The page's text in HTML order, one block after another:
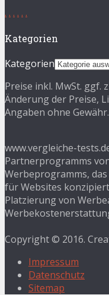
. . . . . .
Kategorien
Kategorien
Preise inkl. MwSt. ggf.
Änderung der Preise,
Angaben ohne Gewähr.
www.vergleiche-
Partnerprogramms
Werbeprogramms,
für Websites
Platzierung von
Copyright © 2016.
Impressum
Datenschutz
Sitemap